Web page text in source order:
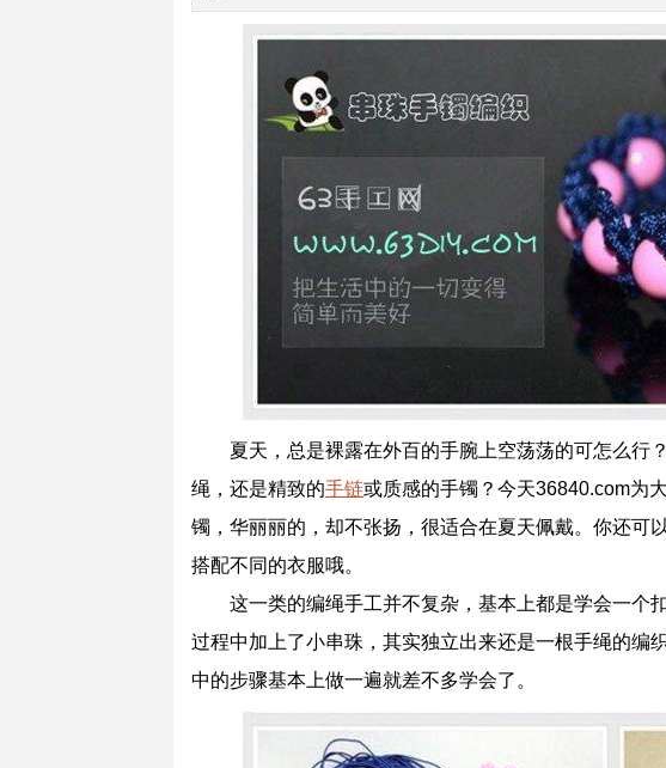
夏天，总是裸露在外百的手腕上空荡荡的可怎么行
绳，还是精致的手链或质感的手镯？今天36840.com为
镯，华丽丽的，却不张扬，很适合在夏天佩戴。你还可
搭配不同的衣服哦。
这一类的编绳手工并不复杂，基本上都是学会一个
过程中加上了小串珠，其实独立出来还是一根手绳的编
中的步骤基本上做一遍就差不多学会了。